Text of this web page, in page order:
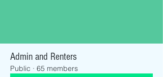
Admin and Renters
Public · 65 members